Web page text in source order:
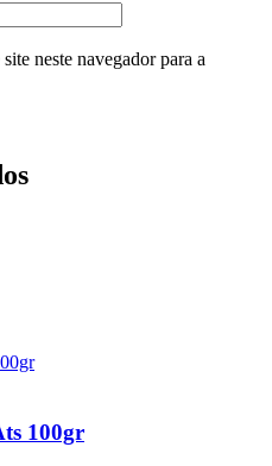
neste navegador para a
100gr